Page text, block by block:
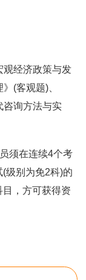
经济政策与发
(客观题)、
咨询方法与实
须在连续4个考
级别为免2科)的
目，方可获得资